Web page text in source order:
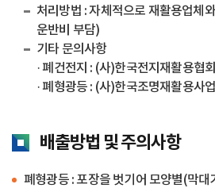
처리방법 : 자체적으로 재활용업체
운반비 부담)
기타 문의사항
· 폐건전지 : (사)한국전지재활용협
· 폐형광등 : (사)한국조명재활용사
배출방법 및 주의사항
폐형광등 : 포장을 벗기어 모양별(막